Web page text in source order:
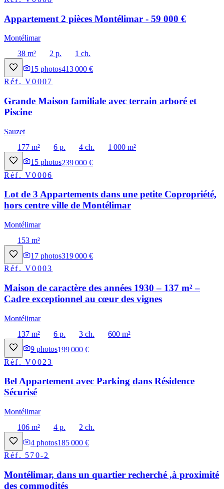
Appartement 2 pièces Montélimar - 59 000 €
Montélimar
38 m²
2 p.
1 ch.
15 photos413 000 €
Réf.V0007
Grande Maison familiale avec terrain arboré et
Piscine
Sauzet
177 m²
6 p. 4 ch.
1 000 m²
15 photos239 000 €
Réf.V0006
Lot de 3 Appartements dans une petite Copropriété,
hors centre ville de Montélimar
Montélimar
153 m²
17 photos319 000 €
Réf.V0003
Maison de caractère des années 1930 – 137 m² –
Cadre exceptionnel au cœur des vignes
Montélimar
137 m²
6 p. 3 ch.
600 m²
9 photos199 000 €
Réf.V0023
Bel Appartement avec Parking dans Résidence
Sécurisé
Montélimar
106 m²
4 p.
2 ch.
4 photos185 000 €
Réf. 570-2
Montélimar, dans un quartier recherché ,à proximité
des commodités